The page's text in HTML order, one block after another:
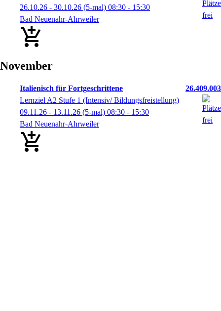
26.10.26 - 30.10.26 (5-mal) 08:30 - 15:30
Bad Neuenahr-Ahrweiler
November
Italienisch für Fortgeschrittene
26.409.003
Lernziel A2 Stufe 1 (Intensiv/ Bildungsfreistellung)
09.11.26 - 13.11.26 (5-mal) 08:30 - 15:30
Bad Neuenahr-Ahrweiler